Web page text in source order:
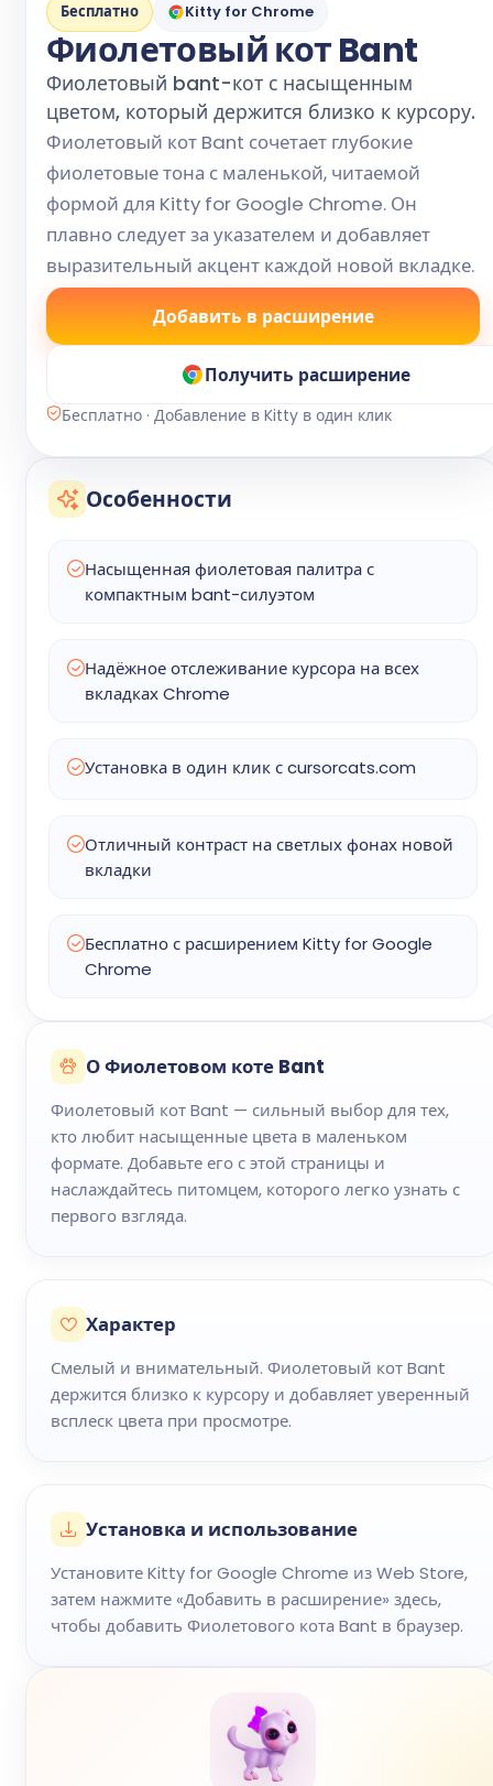
Бесплатно Kitty for Chrome
Фиолетовый кот Bant
Фиолетовый bant-кот с насыщенным
цветом, который держится близко к курсору.
Фиолетовый кот Bant сочетает глубокие
фиолетовые тона с маленькой, читаемой
формой для Kitty for Google Chrome. Он
плавно следует за указателем и добавляет
выразительный акцент каждой новой вкладке.
Добавить в расширение
Получить расширение
Бесплатно · Добавление в Kitty в один клик
Особенности
Насыщенная фиолетовая палитра с
компактным bant-силуэтом
Надёжное отслеживание курсора на всех
вкладках Chrome
Установка в один клик с cursorcats.com
Отличный контраст на светлых фонах новой
вкладки
Бесплатно с расширением Kitty for Google
Chrome
О Фиолетовом коте Bant
Фиолетовый кот Bant — сильный выбор для тех,
кто любит насыщенные цвета в маленьком
формате. Добавьте его с этой страницы и
наслаждайтесь питомцем, которого легко узнать с
первого взгляда.
Характер
Смелый и внимательный. Фиолетовый кот Bant
держится близко к курсору и добавляет уверенный
всплеск цвета при просмотре.
Установка и использование
Установите Kitty for Google Chrome из Web Store,
затем нажмите «Добавить в расширение» здесь,
чтобы добавить Фиолетового кота Bant в браузер.